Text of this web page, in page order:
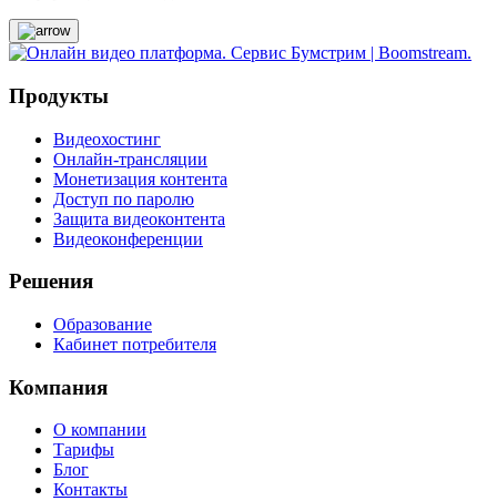
Продукты
Видеохостинг
Онлайн-трансляции
Монетизация контента
Доступ по паролю
Защита видеоконтента
Видеоконференции
Решения
Образование
Кабинет потребителя
Компания
О компании
Тарифы
Блог
Контакты